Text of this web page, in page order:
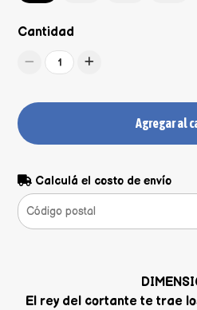
Cantidad
1
Agregar al
Calculá el costo de envío
El rey del cortante te trae